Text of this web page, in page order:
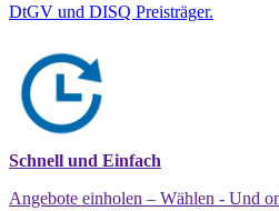
DtGV und DISQ Preisträger.
Schnell und Einfach
Angebote einholen – Wählen - Und